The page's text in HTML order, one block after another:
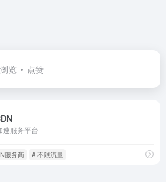
浏览 点赞
速服务平台
服务商 # 不限流量